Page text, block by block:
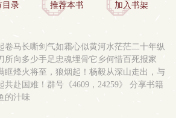
目录 推荐本书 加入书架
卷马长嘶剑气如霜心似黄河水茫茫二十年纵
所向多少手足忠魂埋骨它乡何惜百死报家
眶烽火将至，狼烟起！杨毅从深山走出，与
赴国难！群号《4609，24259》 分享书籍
的汁味